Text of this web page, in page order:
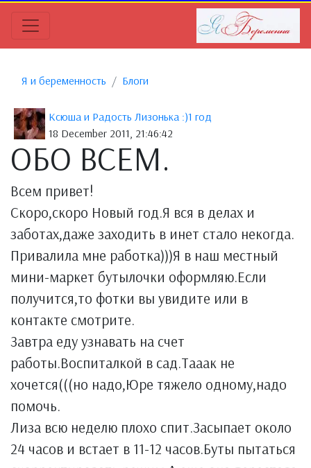
Я и беременность Блоги
Ксюша и Радость Лизонька :)1 год
18 December 2011, 21:46:42
ОБО ВСЕМ.
Всем привет!
Скоро,скоро Новый год.Я вся в делах и
заботах,даже заходить в инет стало некогда.
Привалила мне работка)))Я в наш местный
мини-маркет бутылочки оформляю.Если
получится,то фотки вы увидите или в
контакте смотрите.
Завтра еду узнавать на счет
работы.Воспиталкой в сад.Тааак не
хочется(((но надо,Юре тяжело одному,надо
помочь.
Лиза всю неделю плохо спит.Засыпает около
24 часов и встает в 11-12 часов.Буты пытаться